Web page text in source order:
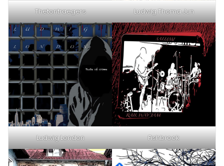
Thetontraegers Ludwig Thoma Jun
Ludwig London Fishbrook